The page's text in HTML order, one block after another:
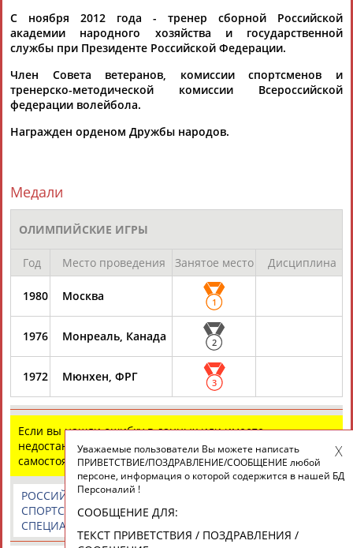
ТАБЛО АКТИВНОСТИ
© Стадион, 1998-2026
Разработка и поддержка ООО НАИТ «Стадион»
С ноября 2012 года - тренер сборной Российской
академии народного хозяйства и государственной
службы при Президенте Российской Федерации.
Член Совета ветеранов, комиссии спортсменов и
тренерско-методической комиссии Всероссийской
федерации волейбола.
Награжден орденом Дружбы народов.
Медали
ОЛИМПИЙСКИЕ ИГРЫ
Год Место проведения Занятое место Дисциплина
1980 Москва 1
1976 Монреаль, Канада 2
1972 Мюнхен, ФРГ 3
Если вы нашли ошибку в данных или имеете
недостающую информацию, внесите изменения
самостоятельно
РОССИЙСКИЕ
СПОРТИВНЫЕ
РОССИЙСКИЕ
СПОРТСМЕНЫ,
СПЕЦИАЛИСТЫ
Уважаемые пользователи Вы можете написать
ПРИВЕТСТВИЕ/ПОЗДРАВЛЕНИЕ/СООБЩЕНИЕ любой
персоне, информация о которой содержится в нашей БД
Персоналий !
СООБЩЕНИЕ ДЛЯ:
ТЕКСТ ПРИВЕТСТВИЯ / ПОЗДРАВЛЕНИЯ /